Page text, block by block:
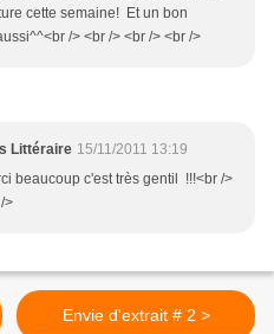
cette semaine! Et un bon
/> <br /> <br /> <br />
Littéraire 15/11/2011 13:19
beaucoup c'est très gentil !!!<br />
>
Envie d'extrait # 2 >